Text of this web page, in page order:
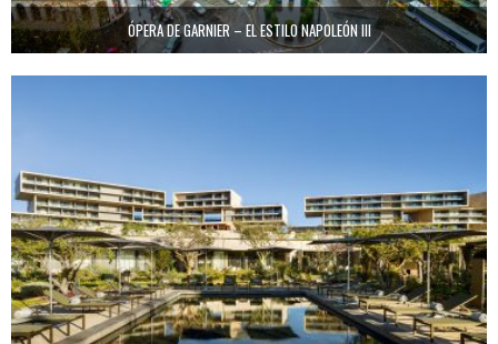
ÓPERA DE GARNIER – EL ESTILO NAPOLEÓN III